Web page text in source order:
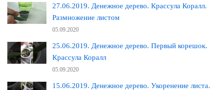
27.06.2019. Денежное дерево. Крассула Коралл.
Размножение листом
05.09.2020
25.06.2019. Денежное дерево. Первый корешок.
Крассула Коралл
05.09.2020
15.06.2019. Денежное дерево. Укоренение листа.